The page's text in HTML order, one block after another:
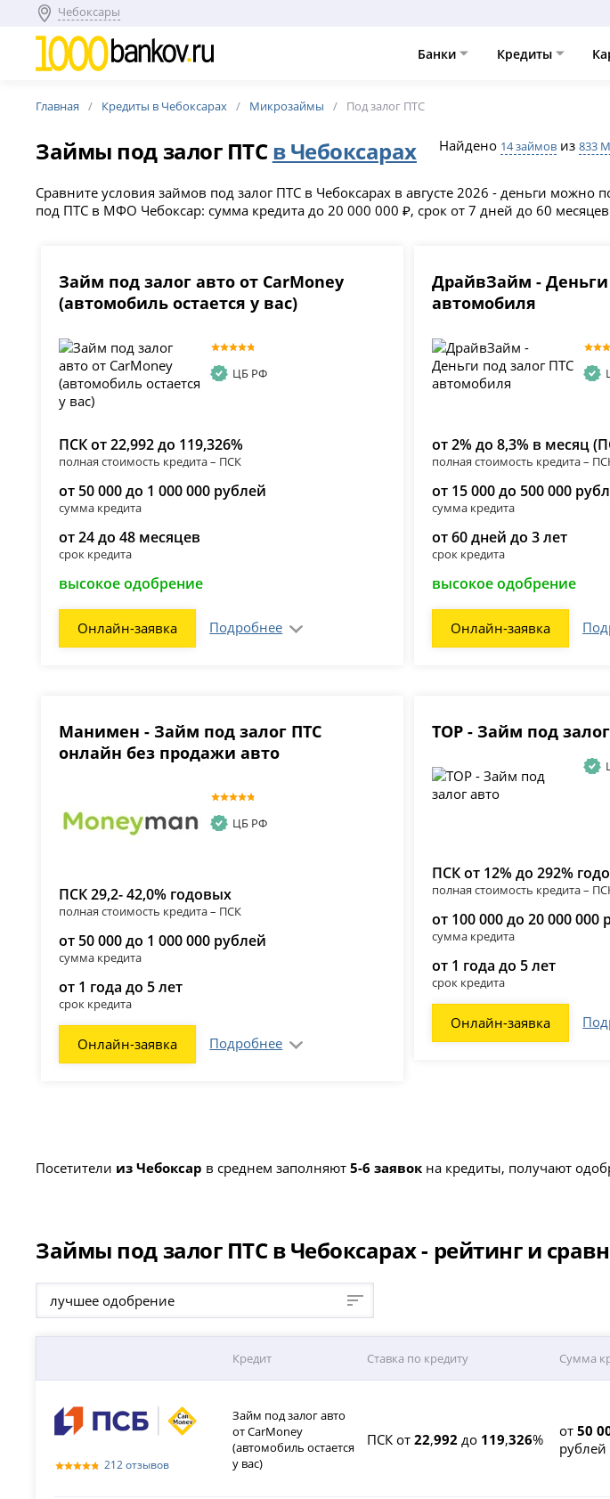
Чебоксары
Банки Кредиты
Главная Кредиты в Чебоксарах Микрозаймы Под залог ПТС
Займы под залог ПТСв Чебоксарах Найдено 14 займовиз 833
Сравните условия займов под залог ПТС в Чебоксарах в августе 2026 - деньги
под ПТС в МФО Чебоксар: сумма кредита до 20 000 000 ₽, срок от 7 дней до 60
Займ под залог авто от CarMoney
(автомобиль остается у вас)
ЦБ РФ
ПСК от 22,992 до 119,326%
полная стоимость кредита – ПСК
от 50 000 до 1 000 000 рублей
сумма кредита
от 24 до 48 месяцев
срок кредита
высокое одобрение
Онлайн-заявка Подробнее
ДрайвЗайм - Деньги
автомобиля
от 2% до 8,3% в месяц
полная стоимость кредита –
от 15 000 до 500 000
сумма кредита
от 60 дней до 3 лет
срок кредита
высокое одобрение
Онлайн-заявка
Манимен - Займ под залог ПТС
онлайн без продажи авто
ЦБ РФ
ПСК 29,2- 42,0% годовых
полная стоимость кредита – ПСК
от 50 000 до 1 000 000 рублей
сумма кредита
от 1 года до 5 лет
срок кредита
Онлайн-заявка Подробнее
ТОР - Займ под
ПСК от 12% до 292%
полная стоимость кредита –
от 100 000 до 20 000 000
сумма кредита
от 1 года до 5 лет
срок кредита
Онлайн-заявка
Посетители из Чебоксар в среднем заполняют5-6 заявок на кредиты, получают
Займы под залог ПТС в Чебоксарах - рейтинг и
лучшее одобрение
Кредит Ставка по кредиту Сумма
212 отзывов
Займ под залог авто
от CarMoney
(автомобиль остается
у вас)
ПСК от 22,992 до 119,326% от50
рублей